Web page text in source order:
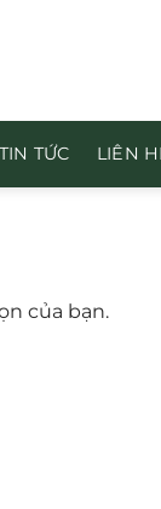
TIN TỨC LIÊN
của bạn.